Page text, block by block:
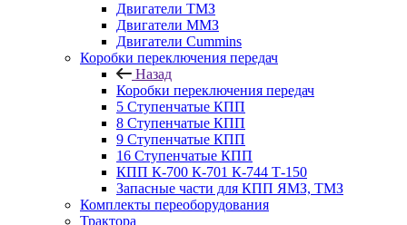
Двигатели ТМЗ
Двигатели ММЗ
Двигатели Cummins
Коробки переключения передач
Назад
Коробки переключения передач
5 Ступенчатые КПП
8 Ступенчатые КПП
9 Ступенчатые КПП
16 Ступенчатые КПП
КПП К-700 К-701 К-744 Т-150
Запасные части для КПП ЯМЗ, ТМЗ
Комплекты переоборудования
Трактора